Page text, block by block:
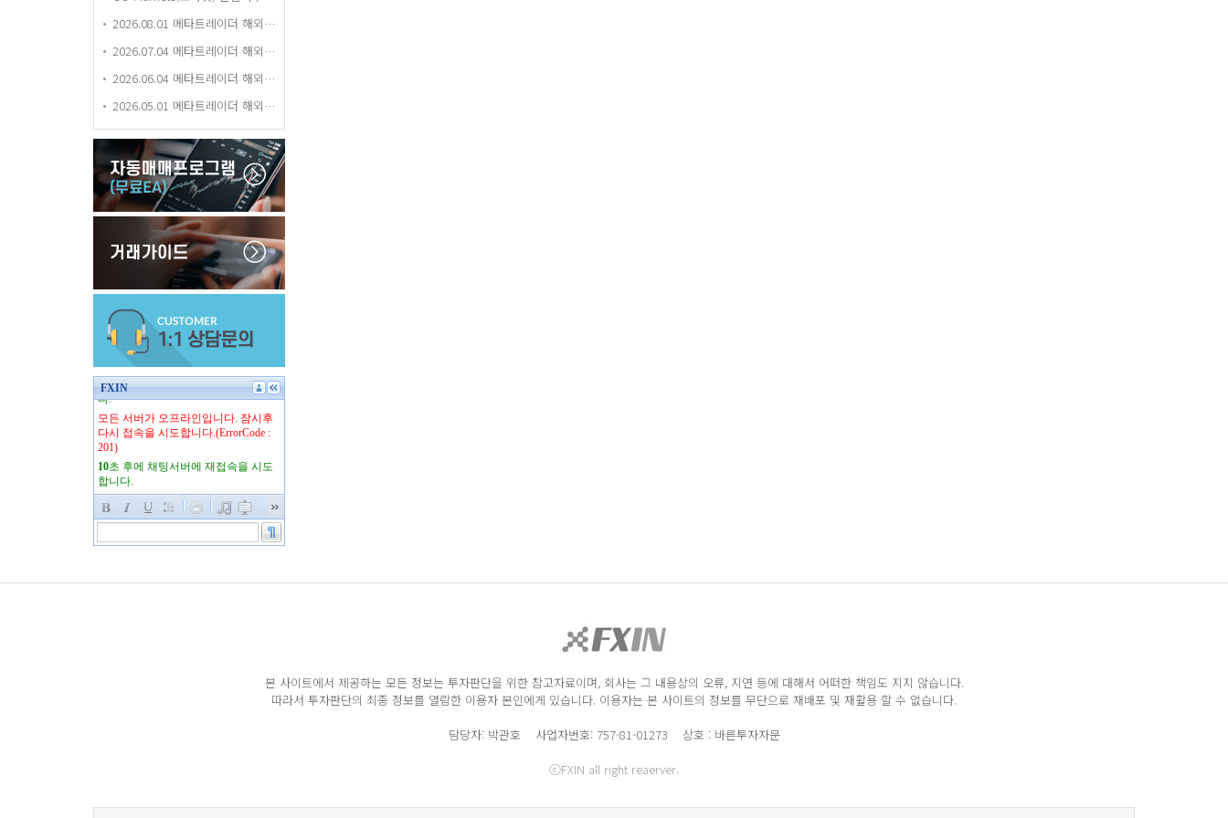
2026.08.01 메타트레이더 해외거래소 평가 등급 업데이트
2026.07.04 메타트레이더 해외거래소 평가 등급 업데이트
2026.06.04 메타트레이더 해외거래소 평가 등급 업데이트
2026.05.01 메타트레이더 해외거래소 평가 등급 업데이트
본 사이트에서 제공하는 모든 정보는 투자판단을 위한 참고자료이며, 회사는 그 내용상의 오류, 지연 등에 대해서 어떠한 책임도 지지 않습니다.
따라서 투자판단의 최종 정보를 열람한 이용자 본인에게 있습니다. 이용자는 본 사이트의 정보를 무단으로 재배포 및 재활용 할 수 없습니다.
담당자: 박관호 사업자번호: 757-81-01273 상호 : 바른투자자문
ⓒFXIN all right reaerver.